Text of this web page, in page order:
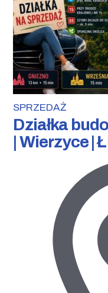
SPRZEDAŻ
Działka
| Wierzyce |